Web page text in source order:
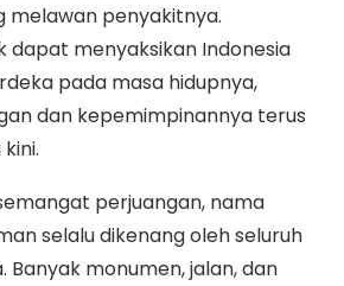
melawan penyakitnya.
dapat menyaksikan Indonesia
pada masa hidupnya,
dan kepemimpinannya terus
perjuangan, nama
selalu dikenang oleh seluruh
Banyak monumen, jalan, dan